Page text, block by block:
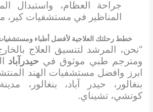
جراحة العظام، واستبدال
المناظير في مستشفيات كير،
خطط رحلتك العلاجية لأفضل أطباء ومستشفيات
“نحن، المرشد لتنسيق العلاج
ومترجم طبي موثوق في حيدرآباد
ابرز وافضل مستشفيات الهند
بنغالور، حيدر آباد، بنغالور،
كوتشي، تشيناي.